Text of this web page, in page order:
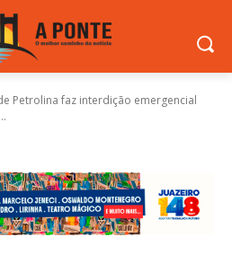
Petrolina faz interdição emergencial